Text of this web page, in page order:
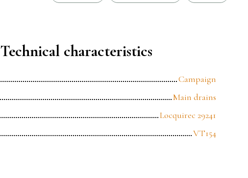
Technical characteristics
Campaign
Main drains
Locquirec 29241
VT154